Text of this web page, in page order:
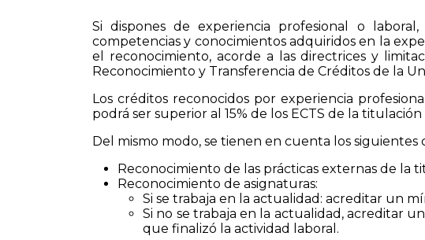
Si dispones de experiencia profesional o
competencias y conocimientos adquiridos en la
el reconocimiento, acorde a las directrices y
Reconocimiento y Transferencia de Créditos de la
Los créditos reconocidos por experiencia
podrá ser superior al 15% de los ECTS de la
Del mismo modo, se tienen en cuenta los siguientes
Reconocimiento de las prácticas externas de la
Reconocimiento de asignaturas:
Si se trabaja en la actualidad: acreditar un
Si no se trabaja en la actualidad, acreditar
que finalizó la actividad laboral.